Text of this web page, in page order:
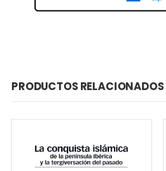
PRODUCTOS RELACIONADOS